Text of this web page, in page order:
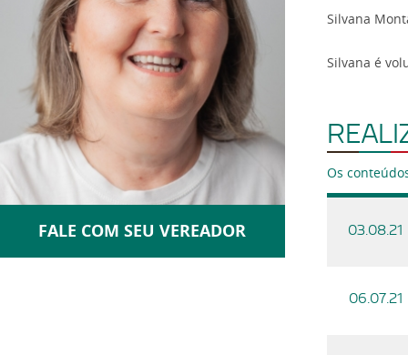
FALE COM SEU VEREADOR
Silvana
Silvana é
Os
03.08.21
06.07.21